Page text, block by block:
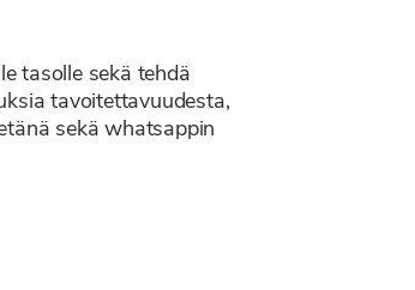
tasolle sekä tehdä
tavoitettavuudesta,
sekä whatsappin